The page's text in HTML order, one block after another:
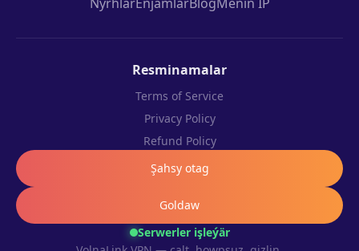
Serwerler işleýär
Resminamalar
Terms of Service
Privacy Policy
Refund Policy
Şahsy otag
Goldaw